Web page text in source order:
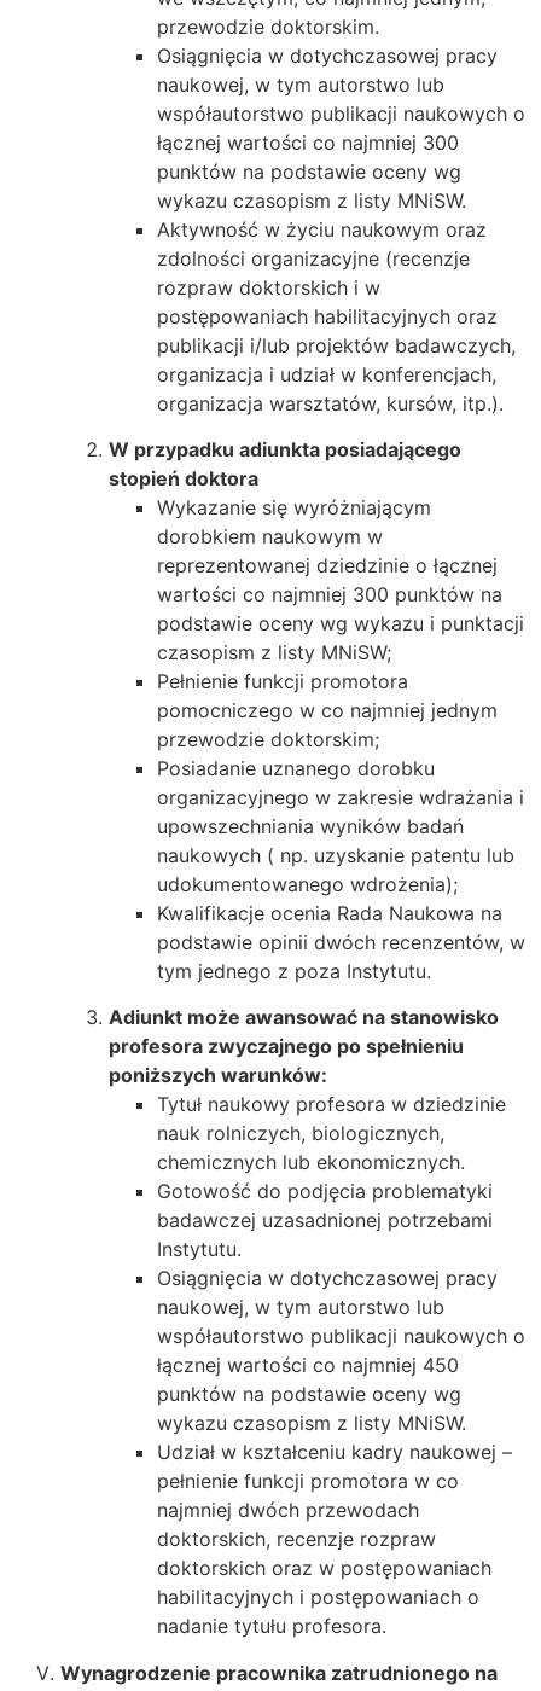
przewodzie doktorskim.
Osiągnięcia w dotychczasowej pracy
naukowej, w tym autorstwo lub
współautorstwo publikacji naukowych o
łącznej wartości co najmniej 300
punktów na podstawie oceny wg
wykazu czasopism z listy MNiSW.
Aktywność w życiu naukowym oraz
zdolności organizacyjne (recenzje
rozpraw doktorskich i w
postępowaniach habilitacyjnych oraz
publikacji i/lub projektów badawczych,
organizacja i udział w konferencjach,
organizacja warsztatów, kursów, itp.).
W przypadku adiunkta posiadającego
stopień doktora
Wykazanie się wyróżniającym
dorobkiem naukowym w
reprezentowanej dziedzinie o łącznej
wartości co najmniej 300 punktów na
podstawie oceny wg wykazu i punktacji
czasopism z listy MNiSW;
Pełnienie funkcji promotora
pomocniczego w co najmniej jednym
przewodzie doktorskim;
Posiadanie uznanego dorobku
organizacyjnego w zakresie wdrażania i
upowszechniania wyników badań
naukowych ( np. uzyskanie patentu lub
udokumentowanego wdrożenia);
Kwalifikacje ocenia Rada Naukowa na
podstawie opinii dwóch recenzentów, w
tym jednego z poza Instytutu.
Adiunkt może awansować na stanowisko
profesora zwyczajnego po spełnieniu
poniższych warunków:
Tytuł naukowy profesora w dziedzinie
nauk rolniczych, biologicznych,
chemicznych lub ekonomicznych.
Gotowość do podjęcia problematyki
badawczej uzasadnionej potrzebami
Instytutu.
Osiągnięcia w dotychczasowej pracy
naukowej, w tym autorstwo lub
współautorstwo publikacji naukowych o
łącznej wartości co najmniej 450
punktów na podstawie oceny wg
wykazu czasopism z listy MNiSW.
Udział w kształceniu kadry naukowej –
pełnienie funkcji promotora w co
najmniej dwóch przewodach
doktorskich, recenzje rozpraw
doktorskich oraz w postępowaniach
habilitacyjnych i postępowaniach o
nadanie tytułu profesora.
Wynagrodzenie pracownika zatrudnionego na